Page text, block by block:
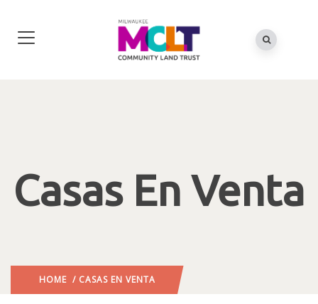
Casas En Venta
HOME / CASAS EN VENTA